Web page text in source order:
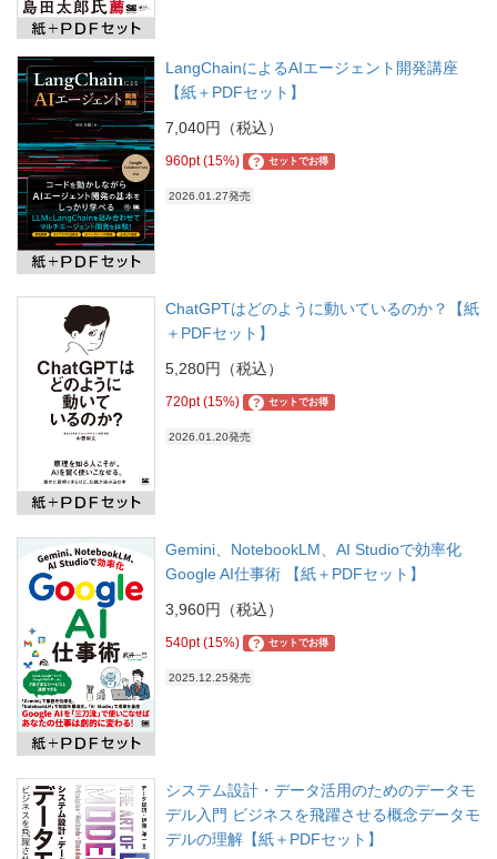
LangChainによるAIエージェント開発講座
【紙＋PDFセット】
7,040円（税込）
960pt (15%) ? セットでお得
2026.01.27発売
ChatGPTはどのように動いているのか？【紙
＋PDFセット】
5,280円（税込）
720pt (15%) ? セットでお得
2026.01.20発売
Gemini、NotebookLM、AI Studioで効率化
Google AI仕事術 【紙＋PDFセット】
3,960円（税込）
540pt (15%) ? セットでお得
2025.12.25発売
システム設計・データ活用のためのデータモ
デル入門 ビジネスを飛躍させる概念データモ
デルの理解【紙＋PDFセット】